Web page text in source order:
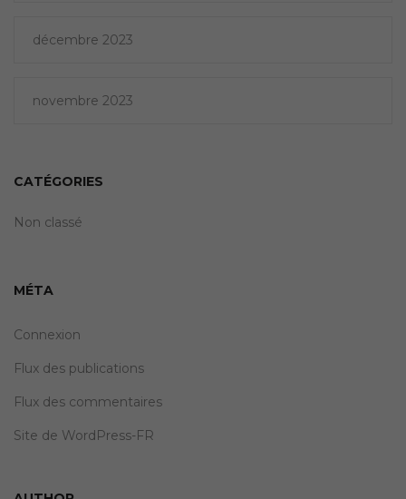
décembre 2023
novembre 2023
CATÉGORIES
Non classé
MÉTA
Connexion
Flux des publications
Flux des commentaires
Site de WordPress-FR